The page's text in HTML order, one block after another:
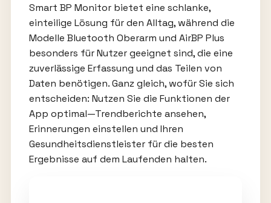
Smart BP Monitor bietet eine schlanke,
einteilige Lösung für den Alltag, während die
Modelle Bluetooth Oberarm und AirBP Plus
besonders für Nutzer geeignet sind, die eine
zuverlässige Erfassung und das Teilen von
Daten benötigen. Ganz gleich, wofür Sie sich
entscheiden: Nutzen Sie die Funktionen der
App optimal—Trendberichte ansehen,
Erinnerungen einstellen und Ihren
Gesundheitsdienstleister für die besten
Ergebnisse auf dem Laufenden halten.